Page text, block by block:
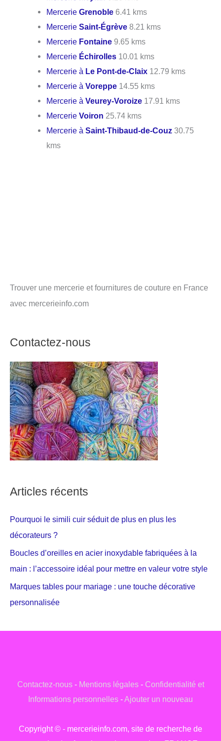
MercerieGrenoble 6.41 kms
MercerieSaint-Égrève 8.21 kms
Mercerie Fontaine 9.65 kms
Mercerie Échirolles 10.01 kms
Mercerie à Le Pont-de-Claix 12.79 kms
Mercerie àVoreppe 14.55 kms
Mercerie àVeurey-Voroize 17.91 kms
MercerieVoiron 25.74 kms
Mercerie àSaint-Thibaud-de-Couz 30.75
kms
Trouver une mercerie et fournitures de couture en France
avec mercerieinfo.com
Contactez-nous
Articles récents
Pourquoi le simili cuir séduit de plus en plus les
décorateurs ?
Boucles d’oreilles en acier inoxydable fabriquées à la
main : l’accessoire idéal pour mettre en valeur votre style
Marques tables pour mariage : une touche décorative
personnalisée
Contactez-nous- Mentions légales- Confidentialité et
Informations personnelles -Ajouter un nouveau
Copyright © - mercerieinfo.com, site de recherche de